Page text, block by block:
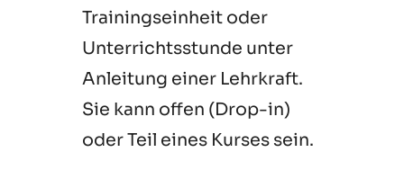
Trainingseinheit oder
Unterrichtsstunde unter
Anleitung einer Lehrkraft.
Sie kann offen (Drop-in)
oder Teil eines Kurses sein.